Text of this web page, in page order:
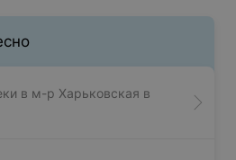
в м-р Харьковская в